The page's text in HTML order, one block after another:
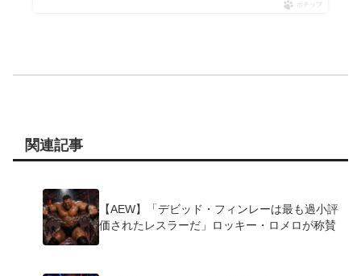
ポチップ
関連記事
【AEW】「デビッド・フィンレーは最も過小評
価されたレスラーだ」ロッキー・ロメロが称賛